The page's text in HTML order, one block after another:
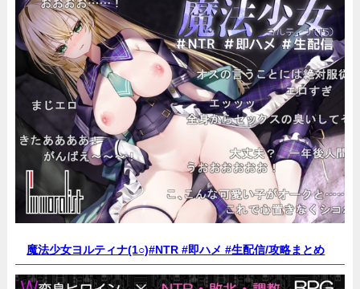
魔法少女ヨルティナ(1○)#NTR #即ハメ #生配信/攻略まとめ